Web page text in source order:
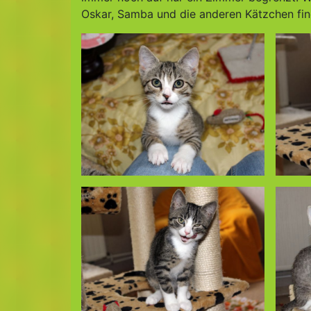
Oskar, Samba und die anderen Kätzchen